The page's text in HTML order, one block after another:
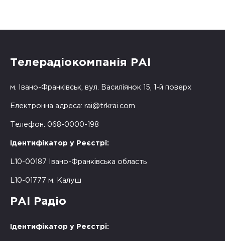
Телерадіокомпанія РАІ
м. Івано-Франківськ, вул. Василіянок 15, 1-й поверх
Електронна адреса: rai@trkrai.com
Телефон: 068-0000-198
Ідентифікатор у Реєстрі:
L10-00187 Івано-Франківська область
L10-01777 м. Калуш
РАІ Радіо
Ідентифікатор у Реєстрі: